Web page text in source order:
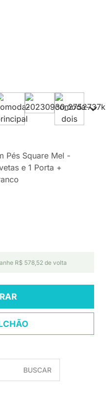
Pés Square Mel -
e 1 Porta +
R$ 578,52 de volta
BUSCAR